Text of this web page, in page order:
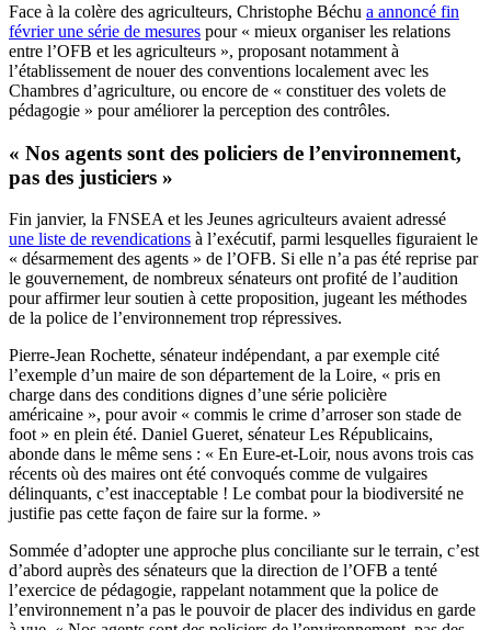
Face à la colère des agriculteurs, Christophe Béchu a annoncé fin
février une série de mesures pour « mieux organiser les relations
entre l’OFB et les agriculteurs », proposant notamment à
l’établissement de nouer des conventions localement avec les
Chambres d’agriculture, ou encore de « constituer des volets de
pédagogie » pour améliorer la perception des contrôles.
« Nos agents sont des policiers de l’environnement,
pas des justiciers »
Fin janvier, la FNSEA et les Jeunes agriculteurs avaient adressé
une liste de revendications à l’exécutif, parmi lesquelles figuraient le
« désarmement des agents » de l’OFB. Si elle n’a pas été reprise par
le gouvernement, de nombreux sénateurs ont profité de l’audition
pour affirmer leur soutien à cette proposition, jugeant les méthodes
de la police de l’environnement trop répressives.
Pierre-Jean Rochette, sénateur indépendant, a par exemple cité
l’exemple d’un maire de son département de la Loire, « pris en
charge dans des conditions dignes d’une série policière
américaine », pour avoir « commis le crime d’arroser son stade de
foot » en plein été. Daniel Gueret, sénateur Les Républicains,
abonde dans le même sens : « En Eure-et-Loir, nous avons trois cas
récents où des maires ont été convoqués comme de vulgaires
délinquants, c’est inacceptable ! Le combat pour la biodiversité ne
justifie pas cette façon de faire sur la forme. »
Sommée d’adopter une approche plus conciliante sur le terrain, c’est
d’abord auprès des sénateurs que la direction de l’OFB a tenté
l’exercice de pédagogie, rappelant notamment que la police de
l’environnement n’a pas le pouvoir de placer des individus en garde